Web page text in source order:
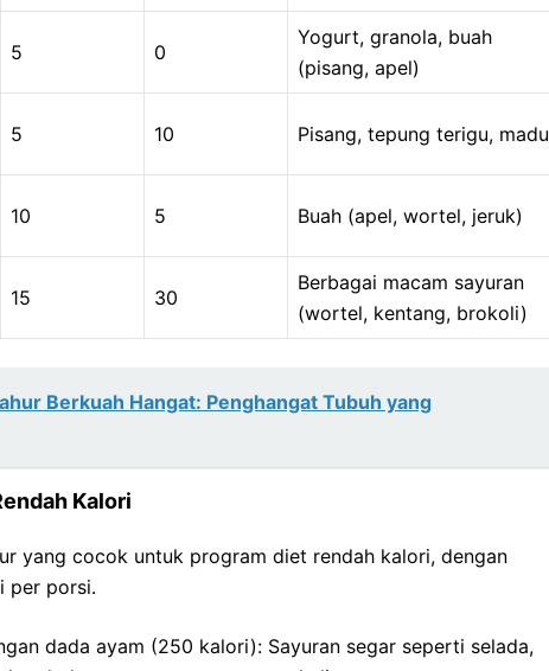
5 0
Yogurt, granola, buah
(pisang, apel)
5 10 Pisang, tepung terigu, madu
10 5 Buah (apel, wortel, jeruk)
15 30
Berbagai macam sayuran
(wortel, kentang, brokoli)
Berkuah Hangat: Penghangat Tubuh yang
Kalori
yang cocok untuk program diet rendah kalori, dengan
per porsi.
dada ayam (250 kalori): Sayuran segar seperti selada,